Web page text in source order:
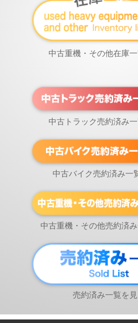
中古重機・その他在庫
中古トラック売約済み
中古バイク売約済み一
中古重機・その他売約済
売約済み一覧を